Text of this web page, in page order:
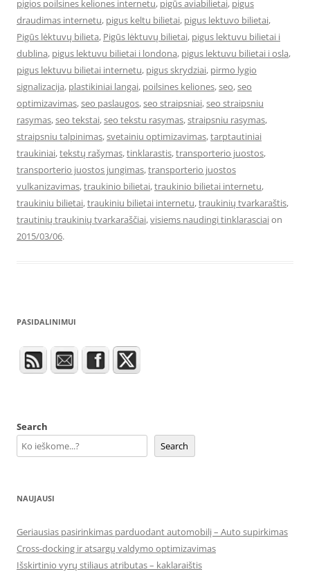
pigios poilsines keliones internetu, pigūs aviabilietai, pigus
draudimas internetu, pigus keltu bilietai, pigus lektuvo bilietai,
Pigūs lėktuvų bilieta, Pigūs lėktuvų bilietai, pigus lektuvu bilietai i
dublina, pigus lektuvu bilietai i londona, pigus lektuvu bilietai i osla,
pigus lektuvu bilietai internetu, pigus skrydziai, pirmo lygio
signalizacija, plastikiniai langai, poilsines keliones,seo,seo
optimizavimas,seo paslaugos,seo straipsniai,seo straipsniu
rasymas,seo tekstai,seo tekstu rasymas,straipsniu rasymas,
straipsniu talpinimas,svetainiu optimizavimas,tarptautiniai
traukiniai,tekstų rašymas,tinklarastis,transporterio juostos,
transporterio juostos jungimas,transporterio juostos
vulkanizavimas,traukinio bilietai,traukinio bilietai internetu,
traukiniu bilietai,traukiniu bilietai internetu,traukinių tvarkaraštis,
trautinių traukinių tvarkaraščiai,visiems naudingi tinklarasciaion
2015/03/06.
PASIDALINIMUI
Search
Search
NAUJAUSI
Geriausias pasirinkimas parduodant automobilį – Auto supirkimas
Cross-docking ir atsargų valdymo optimizavimas
Išskirtinio vyrų stiliaus atributas – kaklaraištis